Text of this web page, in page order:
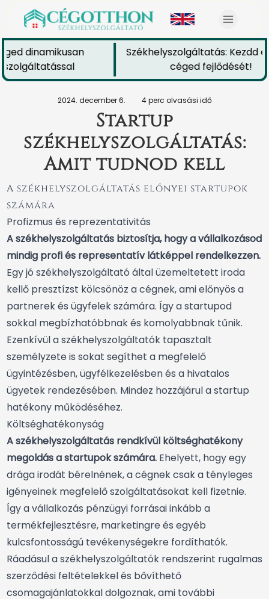
dinamikusan
Székhelyszolgáltatás: Kezdd el
céged fejlődését!
2024. december 6. 4 perc olvasási idő
Startup
székhelyszolgáltatás:
Amit tudnod kell
A székhelyszolgáltatás előnyei startupok
számára
Profizmus és reprezentativitás
A székhelyszolgáltatás biztosítja, hogy a vállalkozásod
mindig profi és representatív látképpel rendelkezzen.
Egy jó székhelyszolgáltató által üzemeltetett iroda
kellő presztízst kölcsönöz a cégnek, ami előnyös a
partnerek és ügyfelek számára. Így a startupod
sokkal megbízhatóbbnak és komolyabbnak tűnik.
Ezenkívül a székhelyszolgáltatók tapasztalt
személyzete is sokat segíthet a megfelelő
ügyintézésben, ügyfélkezelésben és a hivatalos
ügyetek rendezésében. Mindez hozzájárul a startup
hatékony működéséhez.
Költséghatékonyság
A székhelyszolgáltatás rendkívül költséghatékony
megoldás a startupok számára. Ehelyett, hogy egy
drága irodát bérelnének, a cégnek csak a tényleges
igényeinek megfelelő szolgáltatásokat kell fizetnie.
Így a vállalkozás pénzügyi forrásai inkább a
termékfejlesztésre, marketingre és egyéb
kulcsfontosságú tevékenységekre fordíthatók.
Ráadásul a székhelyszolgáltatók rendszerint rugalmas
szerződési feltételekkel és bővíthető
csomagajánlatokkal dolgoznak, ami további